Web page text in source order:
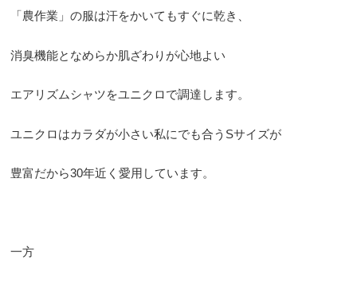
「農作業」の服は汗をかいてもすぐに乾き、
消臭機能となめらか肌ざわりが心地よい
エアリズムシャツをユニクロで調達します。
ユニクロはカラダが小さい私にでも合うSサイズが
豊富だから30年近く愛用しています。
一方